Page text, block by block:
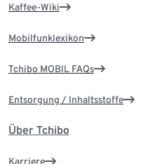
Kaffee-Wiki
Mobilfunklexikon
Tchibo MOBIL FAQs
Entsorgung / Inhaltsstoffe
Über Tchibo
Karriere